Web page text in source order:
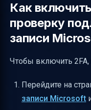
Как
проверку
записи
Чтобы включить
Перейдите на
записи Microsoft